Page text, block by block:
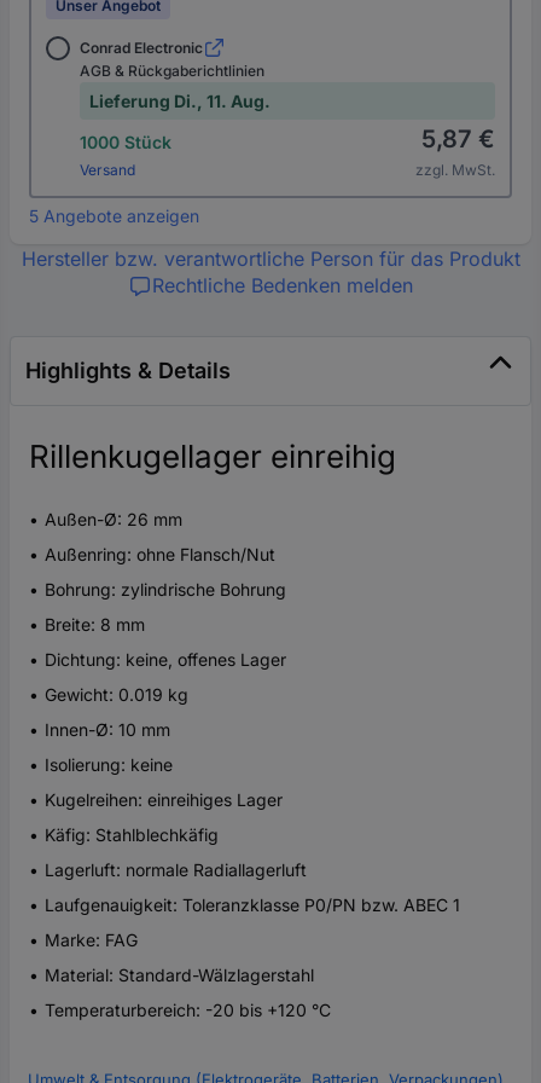
Unser Angebot
Conrad Electronic
AGB & Rückgaberichtlinien
Lieferung Di., 11. Aug.
1000 Stück
Versand
5,87 €
zzgl. MwSt.
5 Angebote anzeigen
Hersteller bzw. verantwortliche Person für das Produkt
Rechtliche Bedenken melden
Highlights & Details
Rillenkugellager einreihig
Außen-Ø: 26 mm
Außenring: ohne Flansch/Nut
Bohrung: zylindrische Bohrung
Breite: 8 mm
Dichtung: keine, offenes Lager
Gewicht: 0.019 kg
Innen-Ø: 10 mm
Isolierung: keine
Kugelreihen: einreihiges Lager
Käfig: Stahlblechkäfig
Lagerluft: normale Radiallagerluft
Laufgenauigkeit: Toleranzklasse P0/PN bzw. ABEC 1
Marke: FAG
Material: Standard-Wälzlagerstahl
Temperaturbereich: -20 bis +120 °C